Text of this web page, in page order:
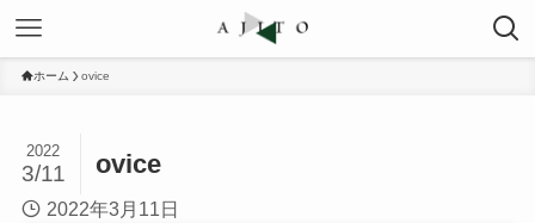
ホーム ovice
ovice
2022
3/11
2022年3月11日